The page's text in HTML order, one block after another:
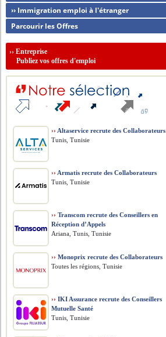
›› Immigration emploi à l'étranger
Parcourir les Offres
››Entreprise
Publiez vos offres d'emploi
›› Altaservice recrute des Collaborateurs
Tunis, Tunisie
›› Armatis recrute des Collaborateurs
Tunis, Tunisie
›› Transcom recrute des Conseillers en
Réception d’Appels
Ariana, Tunis, Tunisie
›› Monoprix recrute des Collaborateurs
Toutes les régions, Tunisie
›› IKI Assurance recrute des Conseillers
Mutuelle Santé
Tunis, Tunisie